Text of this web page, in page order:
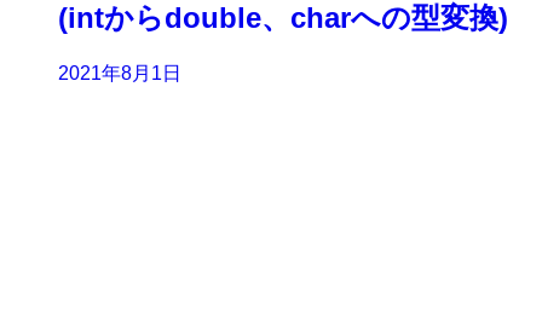
(intからdouble、charへの型変換)
2021年8月1日